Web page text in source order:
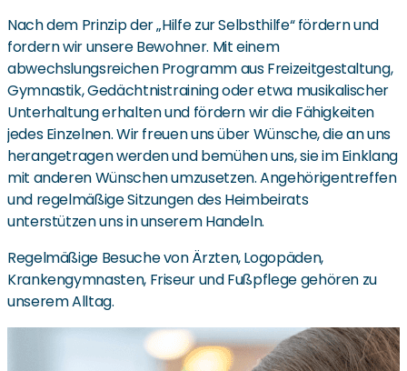
Nach dem Prinzip der „Hilfe zur Selbsthilfe“ fördern und
fordern wir unsere Bewohner. Mit einem
abwechslungsreichen Programm aus Freizeitgestaltung,
Gymnastik, Gedächtnistraining oder etwa musikalischer
Unterhaltung erhalten und fördern wir die Fähigkeiten
jedes Einzelnen. Wir freuen uns über Wünsche, die an uns
herangetragen werden und bemühen uns, sie im Einklang
mit anderen Wünschen umzusetzen. Angehörigentreffen
und regelmäßige Sitzungen des Heimbeirats
unterstützen uns in unserem Handeln.
Regelmäßige Besuche von Ärzten, Logopäden,
Krankengymnasten, Friseur und Fußpflege gehören zu
unserem Alltag.